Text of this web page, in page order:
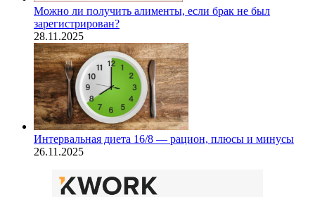
Можно ли получить алименты, если брак не был
зарегистрирован?
28.11.2025
Интервальная диета 16/8 — рацион, плюсы и минусы
26.11.2025